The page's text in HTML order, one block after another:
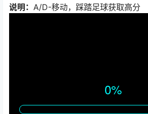
说明： A/D-移动，踩踏足球获取高分